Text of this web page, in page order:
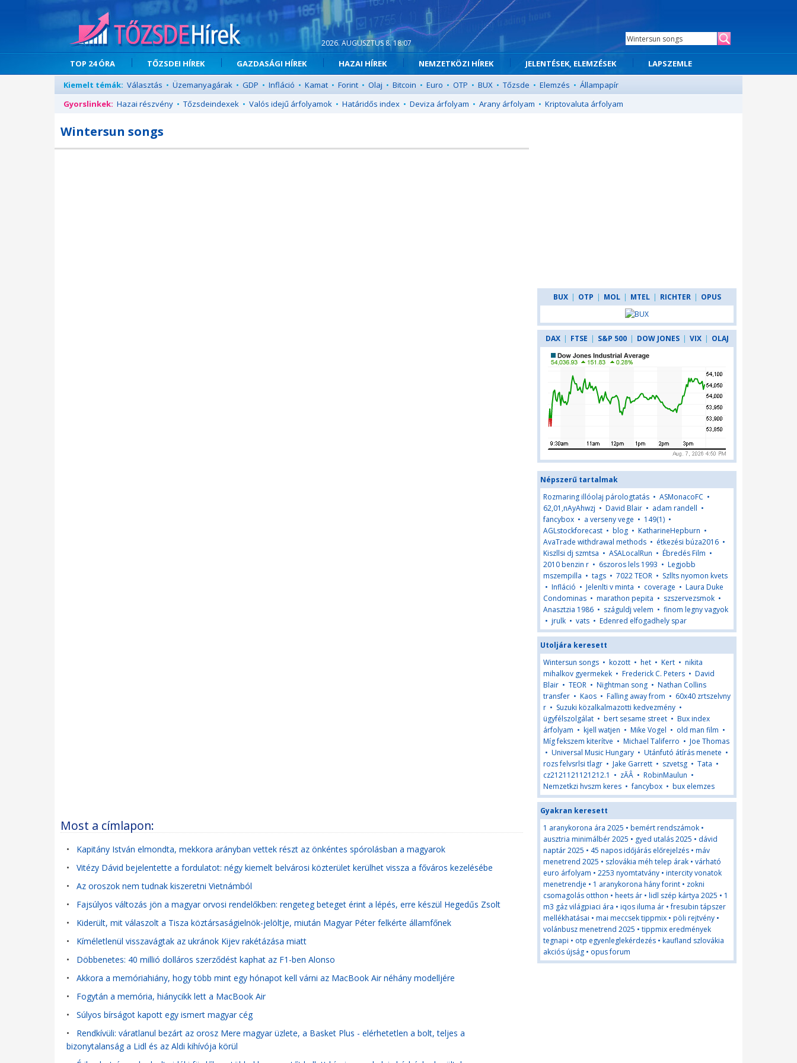
2026. AUGUSZTUS 8. 18:07
TOP 24 ÓRA TŐZSDEI HÍREK GAZDASÁGI HÍREK HAZAI HÍREK NEMZETKÖZI HÍREK JELENTÉSEK, ELEMZÉSEK
LAPSZEMLE
Kiemelt témák: Választás • Üzemanyagárak • GDP • Infláció • Kamat • Forint • Olaj • Bitcoin • Euro • OTP • BUX • Tőzsde • Elemzés • Állampapír
Gyorslinkek: Hazai részvény • Tőzsdeindexek • Valós idejű árfolyamok • Határidős index • Deviza árfolyam • Arany árfolyam • Kriptovaluta árfolyam
Wintersun songs
Most a címlapon:
• Kapitány István elmondta, mekkora arányban vettek részt az önkéntes spórolásban a magyarok
• Vitézy Dávid bejelentette a fordulatot: négy kiemelt belvárosi közterület kerülhet vissza a főváros kezelésébe
• Az oroszok nem tudnak kiszeretni Vietnámból
• Fajsúlyos változás jön a magyar orvosi rendelőkben: rengeteg beteget érint a lépés, erre készül Hegedűs Zsolt
• Kiderült, mit válaszolt a Tisza köztársaságielnök-jelöltje, miután Magyar Péter felkérte államfőnek
• Kíméletlenül visszavágtak az ukránok Kijev rakétázása miatt
• Döbbenetes: 40 millió dolláros szerződést kaphat az F1-ben Alonso
• Akkora a memóriahiány, hogy több mint egy hónapot kell várni az MacBook Air néhány modelljére
• Fogytán a memória, hiánycikk lett a MacBook Air
• Súlyos bírságot kapott egy ismert magyar cég
• Rendkívüli: váratlanul bezárt az orosz Mere magyar üzlete, a Basket Plus - elérhetetlen a bolt, teljes a
bizonytalanság a Lidl és az Aldi kihívója körül
BUX | OTP | MOL | MTEL | RICHTER | OPUS
DAX | FTSE | S&P 500 | DOW JONES | VIX | OLAJ
Népszerű tartalmak
Rozmaring illóolaj párologtatás • ASMonacoFC •
62,01,nAyAhwzj • David Blair • adam randell •
fancybox • a verseny vege • 149(1) •
AGLstockforecast • blog • KatharineHepburn •
AvaTrade withdrawal methods • étkezési búza2016 •
Kiszllsi dj szmtsa • ASALocalRun • Ébredés Film •
2010 benzin r • 6szoros lels 1993 • Legjobb
mszempilla • tags • 7022 TEOR • Szllts nyomon kvets
• Infláció • Jelenlti v minta • coverage • Laura Duke
Condominas • marathon pepita • szszervezsmok •
Anasztzia 1986 • száguldj velem • finom legny vagyok
• jrulk • vats • Edenred elfogadhely spar
Utoljára keresett
Wintersun songs • kozott • het • Kert • nikita
mihalkov gyermekek • Frederick C. Peters • David
Blair • TEOR • Nightman song • Nathan Collins
transfer • Kaos • Falling away from • 60x40 zrtszelvny
r • Suzuki közalkalmazotti kedvezmény •
ügyfélszolgálat • bert sesame street • Bux index
árfolyam • kjell watjen • Mike Vogel • old man film •
Míg fekszem kiterítve • Michael Taliferro • Joe Thomas
• Universal Music Hungary • Utánfutó átírás menete •
rozs felvsrlsi tlagr • Jake Garrett • szvetsg • Tata •
cz2121121121212.1 • zĂÂ • RobinMaulun •
Nemzetkzi hvszm keres •fancybox • bux elemzes
Gyakran keresett
1 aranykorona ára 2025 • bemért rendszámok •
ausztria minimálbér 2025 • gyed utalás 2025 • dávid
naptár 2025 • 45 napos időjárás előrejelzés • máv
menetrend 2025 • szlovákia méh telep árak • várható
euro árfolyam • 2253 nyomtatvány • intercity vonatok
menetrendje • 1 aranykorona hány forint • zokni
csomagolás otthon • heets ár • lidl szép kártya 2025 • 1
m3 gáz világpiaci ára • iqos iluma ár •fresubin tápszer
mellékhatásai • mai meccsek tippmix • pöli rejtvény •
volánbusz menetrend 2025 • tippmix eredmények
tegnapi • otp egyenleglekérdezés • kaufland szlovákia
akciós újság • opus forum